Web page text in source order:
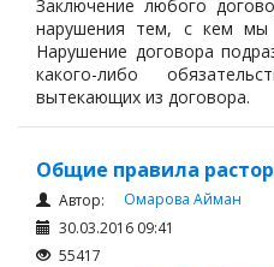
Заключение любого
нарушения тем, с кем мы
Нарушение договора
какого-либо
вытекающих из договора.
Общие правила
Автор:
Омарова Айман
30.03.2016 09:41
55417